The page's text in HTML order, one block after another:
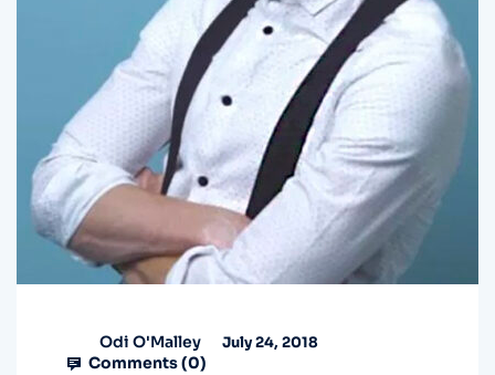
Odi O'Malley July 24, 2018
Comments (0)